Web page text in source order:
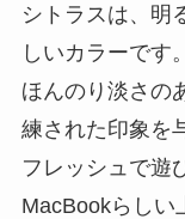
シトラスは、明
しいカラーです
ほんのり淡さの
練された印象を
フレッシュで遊
MacBookらしい